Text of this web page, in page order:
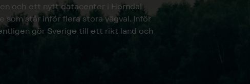
och ett nytt datacenter i Horndal
som står inför flera stora vägval. Inför
gör Sverige till ett rikt land och